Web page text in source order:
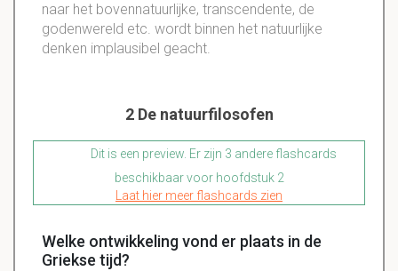
naar het bovennatuurlijke, transcendente, de
godenwereld etc. wordt binnen het natuurlijke
denken implausibel geacht.
2 De natuurfilosofen
Dit is een preview. Er zijn 3 andere flashcards
beschikbaar voor hoofdstuk 2
Laat hier meer flashcards zien
Welke ontwikkeling vond er plaats in de
Griekse tijd?